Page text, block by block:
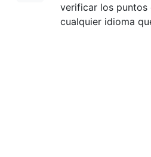
verificar los puntos
cualquier idioma